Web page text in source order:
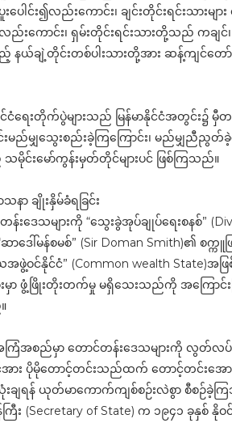
းပေါင်း၍လည်းကောင်း၊ ချင်းတိုင်းရင်းသားမျ
လည်းကောင်း၊ ရှမ်းတိုင်းရင်းသားတို့သည် ကချင်
ည့် နယ်ချဲ့တိုင်းတစ်ပါးသားတို့အား ဆန့်ကျင်
ေးတိုက်ပွဲများသည် မြန်မာနိုင်ငံအတွင်း၌ မှီ
မည်မျှသွေးစည်းခဲ့ကြကြောင်း၊ မည်မျှညီညွတ်
င်းမော်ကွန်းမှတ်တိုင်များပင် ဖြစ်ကြသည်။
ာ ချိုးနှိမ်ခံရခြင်း
ေသများကို “သွေးခွဲအုပ်ချုပ်ရေးစနစ်”
ဒေါ်မန်စမစ်” (Sir Doman Smith)၏ စက္
င်နိုင်ငံ” (Common wealth State)အဖ
းမှာ ဖွံ့ဖြိုးတိုးတက်မှု မရှိသေးသည်ကို အကြေ
စည်မှာ တောင်တန်းဒေသများကို လွတ်လပ် ရ
အား ပိုမိုတောင့်တင်းသည်ထက် တောင့်တင်းအောင်
ချရန် ယုတ်မာကောက်ကျစ်စဉ်းလဲစွာ စီစ
း (Secretary of State) က ၁၉၄၁ ခုနှစ် နို